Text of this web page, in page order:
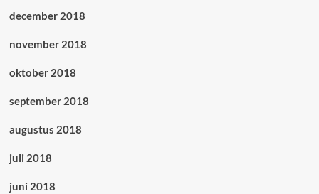
december 2018
november 2018
oktober 2018
september 2018
augustus 2018
juli 2018
juni 2018